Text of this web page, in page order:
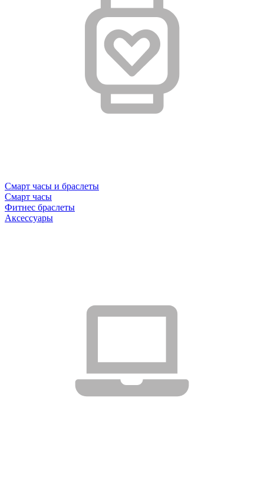
Смарт часы и браслеты
Смарт часы
Фитнес браслеты
Аксессуары